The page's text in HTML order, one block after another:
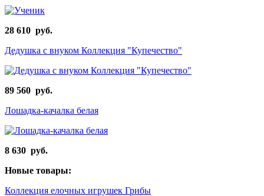
28 610 руб.
Дедушка с внуком Коллекция "Купечество"
89 560 руб.
Лошадка-качалка белая
8 630 руб.
Новые товары:
Коллекция елочных игрушек Грибы